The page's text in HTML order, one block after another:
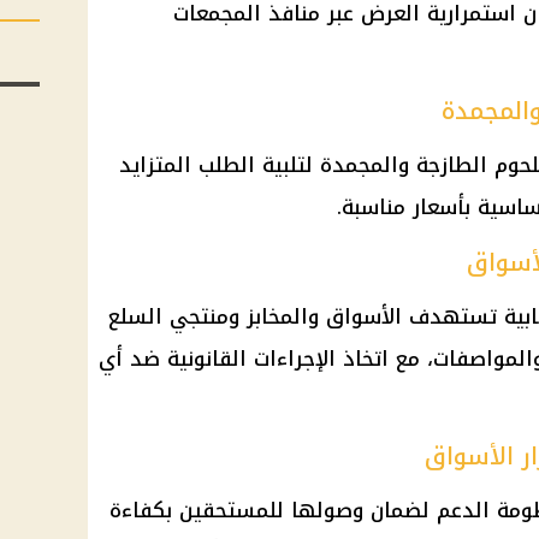
استمرارية العرض عبر منافذ المجمعات
الطازجة والمجمدة لتلبية الطلب المتزايد
بأسعار مناسبة.
تستهدف الأسواق والمخابز ومنتجي السلع
مع اتخاذ الإجراءات القانونية ضد أي
الأسواق
الدعم لضمان وصولها للمستحقين بكفاءة